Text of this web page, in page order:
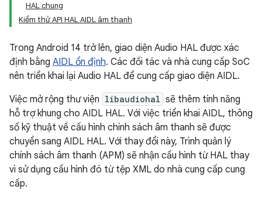
HAL chung
Kiểm thử API HAL AIDL âm thanh
Trong Android 14 trở lên, giao diện Audio HAL được xác
định bằng AIDL ổn định. Các đối tác và nhà cung cấp SoC
nên triển khai lại Audio HAL để cung cấp giao diện AIDL.
Việc mở rộng thư viện libaudiohal sẽ thêm tính năng
hỗ trợ khung cho AIDL HAL. Với việc triển khai AIDL, thông
số kỹ thuật về cấu hình chính sách âm thanh sẽ được
chuyển sang AIDL HAL. Với thay đổi này, Trình quản lý
chính sách âm thanh (APM) sẽ nhận cấu hình từ HAL thay
vì sử dụng cấu hình đó từ tệp XML do nhà cung cấp cung
cấp.